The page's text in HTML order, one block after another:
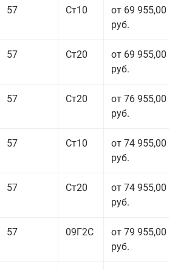
57 Ст10
от 69 955,00
руб.
57 Ст20
от 69 955,00
руб.
57 Ст20
от 76 955,00
руб.
57 Ст10
от 74 955,00
руб.
57 Ст20
от 74 955,00
руб.
57 09Г2С
от 79 955,00
руб.